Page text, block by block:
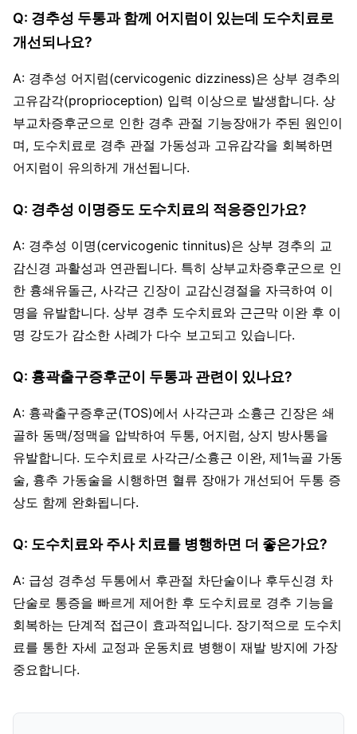
Q: 경추성 두통과 함께 어지럼이 있는데 도수치료로
개선되나요?
A: 경추성 어지럼(cervicogenic dizziness)은 상부 경추의
고유감각(proprioception) 입력 이상으로 발생합니다. 상
부교차증후군으로 인한 경추 관절 기능장애가 주된 원인이
며, 도수치료로 경추 관절 가동성과 고유감각을 회복하면
어지럼이 유의하게 개선됩니다.
Q: 경추성 이명증도 도수치료의 적응증인가요?
A: 경추성 이명(cervicogenic tinnitus)은 상부 경추의 교
감신경 과활성과 연관됩니다. 특히 상부교차증후군으로 인
한 흉쇄유돌근, 사각근 긴장이 교감신경절을 자극하여 이
명을 유발합니다. 상부 경추 도수치료와 근근막 이완 후 이
명 강도가 감소한 사례가 다수 보고되고 있습니다.
Q: 흉곽출구증후군이 두통과 관련이 있나요?
A: 흉곽출구증후군(TOS)에서 사각근과 소흉근 긴장은 쇄
골하 동맥/정맥을 압박하여 두통, 어지럼, 상지 방사통을
유발합니다. 도수치료로 사각근/소흉근 이완, 제1늑골 가동
술, 흉추 가동술을 시행하면 혈류 장애가 개선되어 두통 증
상도 함께 완화됩니다.
Q: 도수치료와 주사 치료를 병행하면 더 좋은가요?
A: 급성 경추성 두통에서 후관절 차단술이나 후두신경 차
단술로 통증을 빠르게 제어한 후 도수치료로 경추 기능을
회복하는 단계적 접근이 효과적입니다. 장기적으로 도수치
료를 통한 자세 교정과 운동치료 병행이 재발 방지에 가장
중요합니다.